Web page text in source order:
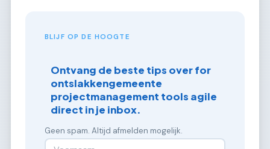
BLIJF OP DE HOOGTE
Ontvang de beste tips over for
ontslakkengemeente
projectmanagement tools agile
direct in je inbox.
Geen spam. Altijd afmelden mogelijk.